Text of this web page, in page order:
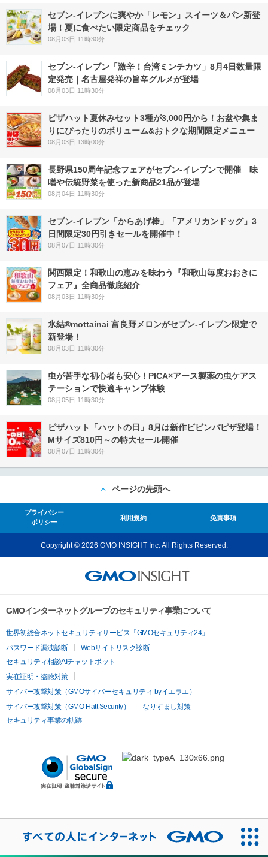
セブン‐イレブンに爽やか「レモン」スイーツ＆パン新登
場！夏に食べたい限定商品をチェック
08月03日 11時30分
セブン-イレブン「激辛！台湾ミンチカツ」8月4日数量限
定発売｜名古屋発祥の旨辛グルメが登場
08月03日 11時30分
ピザハット夏休みセット3種が3,000円から！お盆や集ま
りにぴったりのボリューム&おトクな期間限定メニュー
08月03日 13時00分
長野県150周年記念フェアがセブン-イレブンで開催 味
噌や伝統野菜を使った新商品21品が登場
08月04日 11時30分
セブン‐イレブン「からあげ棒」「アメリカンドッグ」3
日間限定30円引きセールを開催中！
08月07日 11時30分
関西限定！和歌山の恵みを味わう『和歌山毎度おおきに
フェア』全商品徹底紹介
08月03日 11時30分
氷結®mottainai 富良野メロンがセブン‐イレブン限定で
新登場！
08月03日 11時30分
虫が苦手な初心者も安心！PICA×アース製薬の虫ケアス
テーションで快適キャンプ体験
08月05日 11時30分
ピザハット「ハットの日」8月は新作ビビンバピザ登場！
Mサイズ810円～の特大セール開催
08月07日 11時30分
ページの先頭へ
プライバシー
ポリシー
利用規約 免責事項
Copyright © 2026 GMO INSIGHT Inc. All Rights Reserved.
GMOインターネットグループのセキュリティ事業について
世界初総合ネットセキュリティサービス「GMOセキュリティ24」
パスワード漏洩診断
Webサイトリスク診断
セキュリティ相談AIチャットボット
実在証明・盗聴対策
サイバー攻撃対策（GMOサイバーセキュリティ byイエラエ）
サイバー攻撃対策（GMO Flatt Security）
なりすまし対策
セキュリティ事業の軌跡